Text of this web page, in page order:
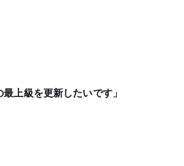
上級を更新したいです」